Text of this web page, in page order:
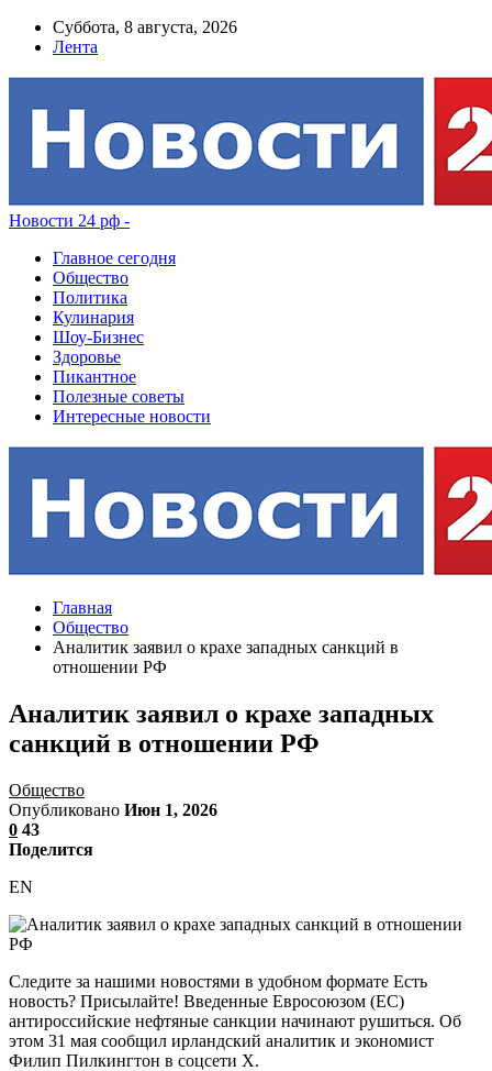
Суббота, 8 августа, 2026
Лента
Новости 24 рф -
Главное сегодня
Общество
Политика
Кулинария
Шоу-Бизнес
Здоровье
Пикантное
Полезные советы
Интересные новости
Главная
Общество
Аналитик заявил о крахе западных санкций в
отношении РФ
Аналитик заявил о крахе западных
санкций в отношении РФ
Общество
Опубликовано Июн 1, 2026
0 43
Поделится
EN
Следите за нашими новостями в удобном формате Есть
новость? Присылайте! Введенные Евросоюзом (ЕС)
антироссийские нефтяные санкции начинают рушиться. Об
этом 31 мая сообщил ирландский аналитик и экономист
Филип Пилкингтон в соцсети X.